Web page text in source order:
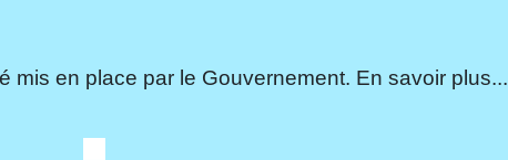
mis en place par le Gouvernement. En savoir plus...